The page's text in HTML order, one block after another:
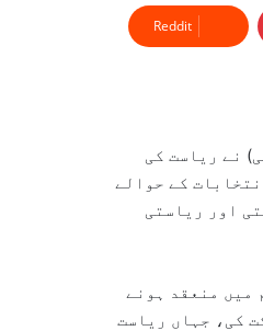
Reddit
نے ریاست کی
کے حوالے
اور ریاستی
میں منعقد ہونے
کی، جہاں ریاست